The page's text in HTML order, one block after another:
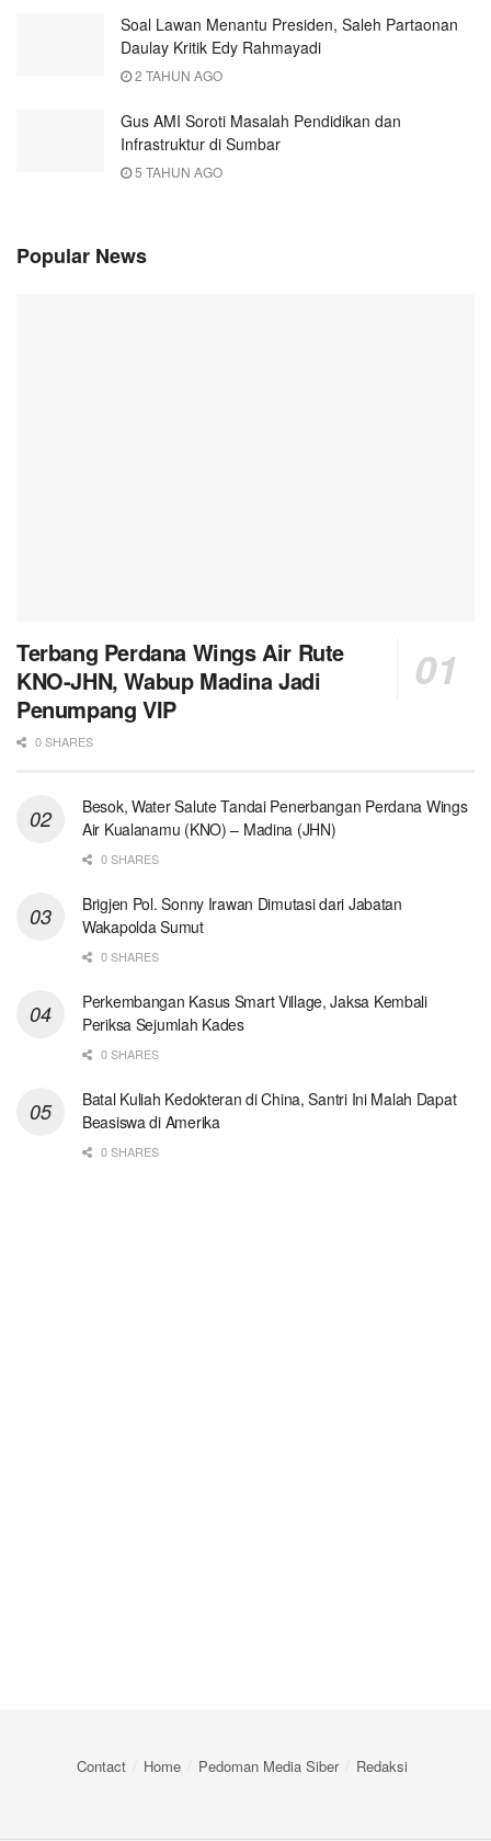
Soal Lawan Menantu Presiden, Saleh Partaonan
Daulay Kritik Edy Rahmayadi
2 TAHUN AGO
Gus AMI Soroti Masalah Pendidikan dan
Infrastruktur di Sumbar
5 TAHUN AGO
Popular News
Terbang Perdana Wings Air Rute
KNO-JHN, Wabup Madina Jadi
Penumpang VIP
0 SHARES
Besok, Water Salute Tandai Penerbangan Perdana Wings
Air Kualanamu (KNO) – Madina (JHN)
0 SHARES
Brigjen Pol. Sonny Irawan Dimutasi dari Jabatan
Wakapolda Sumut
0 SHARES
Perkembangan Kasus Smart Village, Jaksa Kembali
Periksa Sejumlah Kades
0 SHARES
Batal Kuliah Kedokteran di China, Santri Ini Malah Dapat
Beasiswa di Amerika
0 SHARES
Contact Home Pedoman Media Siber Redaksi